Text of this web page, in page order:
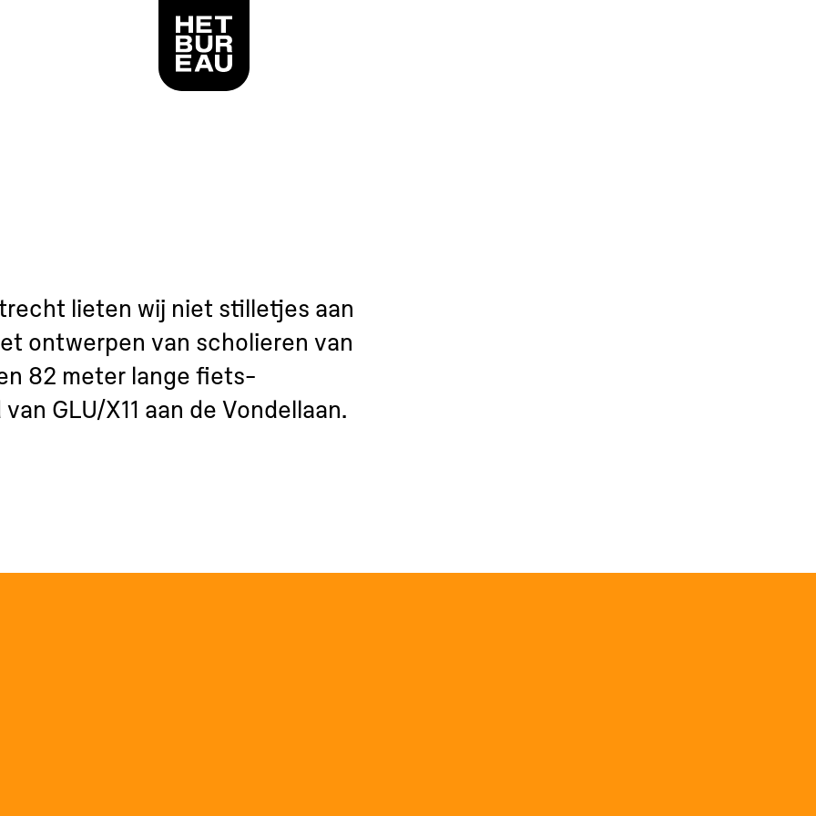
lieten wij niet stilletjes aan
ontwerpen van scholieren van
82 meter lange fiets-
GLU/X11 aan de Vondellaan.